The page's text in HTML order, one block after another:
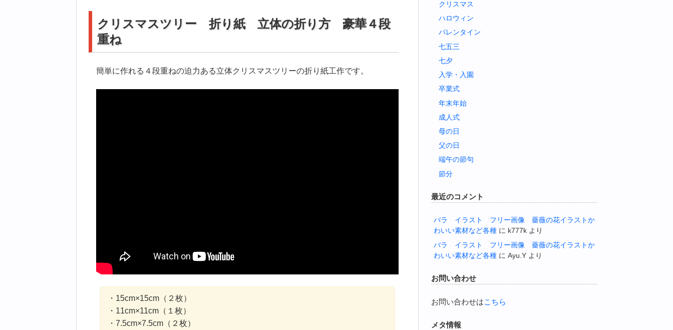
クリスマスツリー 折り紙 立体の折り方 豪華４段
重ね
簡単に作れる４段重ねの迫力ある立体クリスマスツリーの折り紙工作です。
・15cm×15cm（２枚）
・11cm×11cm（１枚）
・7.5cm×7.5cm（２枚）
クリスマス
ハロウィン
バレンタイン
七五三
七夕
入学・入園
卒業式
年末年始
成人式
母の日
父の日
端午の節句
節分
最近のコメント
バラ イラスト フリー画像 薔薇の花イラストか
わいい素材など各種 に k777k より
バラ イラスト フリー画像 薔薇の花イラストか
わいい素材など各種 に Ayu.Y より
お問い合わせ
お問い合わせはこちら
メタ情報